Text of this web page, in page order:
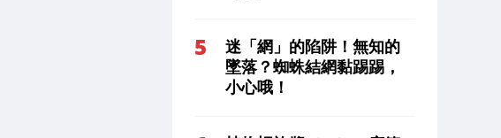
迷「網」的陷阱！無知的
墜落？蜘蛛結網黏踢踢，
小心哦！